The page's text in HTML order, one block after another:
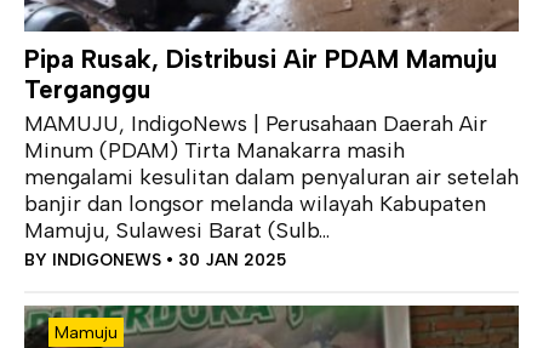
Pipa Rusak, Distribusi Air PDAM Mamuju
Terganggu
MAMUJU, IndigoNews | Perusahaan Daerah Air
Minum (PDAM) Tirta Manakarra masih
mengalami kesulitan dalam penyaluran air setelah
banjir dan longsor melanda wilayah Kabupaten
Mamuju, Sulawesi Barat (Sulb...
BY INDIGONEWS • 30 JAN 2025
Mamuju